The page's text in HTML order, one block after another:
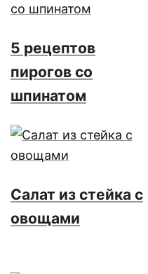
5 рецептов
пирогов со
шпинатом
Салат из стейка с
овощами